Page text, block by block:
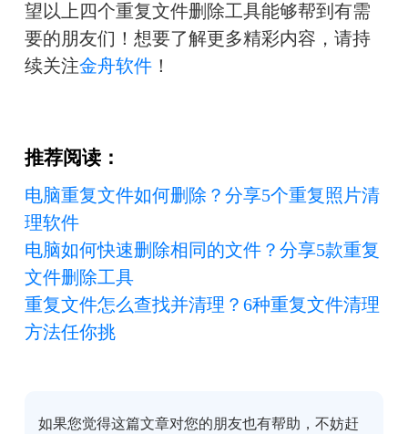
望以上四个重复文件删除工具能够帮到有需
要的朋友们！想要了解更多精彩内容，请持
续关注金舟软件！
推荐阅读：
电脑重复文件如何删除？分享5个重复照片清
理软件
电脑如何快速删除相同的文件？分享5款重复
文件删除工具
重复文件怎么查找并清理？6种重复文件清理
方法任你挑
如果您觉得这篇文章对您的朋友也有帮助，不妨赶